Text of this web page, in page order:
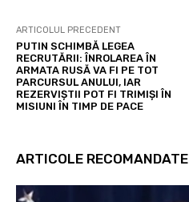
ARTICOLUL PRECEDENT
PUTIN SCHIMBĂ LEGEA
RECRUTĂRII: ÎNROLAREA ÎN
ARMATA RUSĂ VA FI PE TOT
PARCURSUL ANULUI, IAR
REZERVIȘTII POT FI TRIMIȘI ÎN
MISIUNI ÎN TIMP DE PACE
ARTICOLE RECOMANDATE